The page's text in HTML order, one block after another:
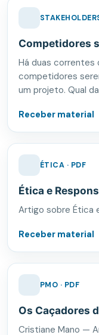
Competidores
Há duas correntes
competidores
um projeto. Qual
Receber material
ÉTICA · PDF
Ética e
Artigo sobre Ética
Receber material
PMO · PDF
Os Caçadores
Cristiane Mano —